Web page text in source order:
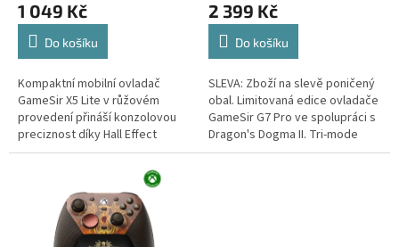
1 049 Kč
Do košíku
Kompaktní mobilní ovladač
GameSir X5 Lite v růžovém
provedení přináší konzolovou
preciznost díky Hall Effect
páčkám bez driftu. Disponuje
přímým USB-C připojením s
nulovou latencí, funkcí Turbo,
podporou průchozího nabíjení a
širokou kompatibilitou s
telefony o délce až 213 mm.
2 399 Kč
Do košíku
SLEVA: Zboží na slevě poničený
obal. Limitovaná edice ovladače
GameSir G7 Pro ve spolupráci s
Dragon's Dogma II. Tri-mode
připojení, TMR páčky, Hall Effect